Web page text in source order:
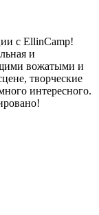
c EllinCamp!
и
вожатыми и
творческие
интересного.